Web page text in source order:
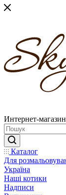
Интернет-магазин
Каталог
Для
Україна
Наші котики
Надписи